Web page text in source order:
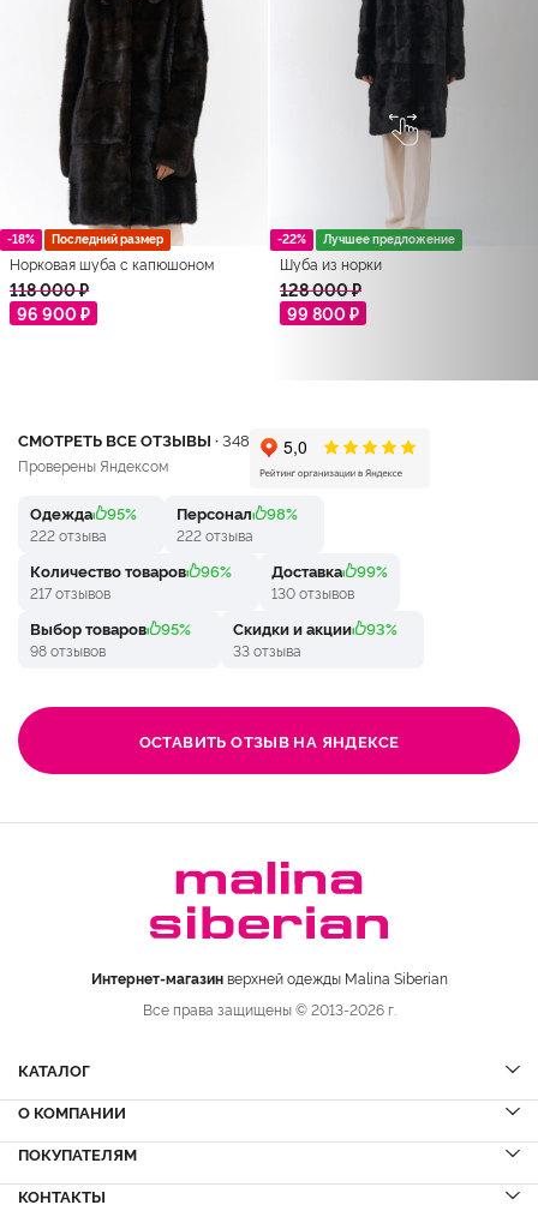
-18% Последний размер
Норковая шуба с капюшоном
118 000 ₽
96 900 ₽
-22% Лучшее предложение
Шуба из норки
128 000 ₽
99 800 ₽
СМОТРЕТЬ ВСЕ ОТЗЫВЫ ·348
Проверены Яндексом
Одежда 95%
222 отзыва
Персонал 98%
222 отзыва
Количество товаров 96%
217 отзывов
Доставка 99%
130 отзывов
Выбор товаров 95%
98 отзывов
Скидки и акции 93%
33 отзыва
ОСТАВИТЬ ОТЗЫВ НА ЯНДЕКСЕ
Интернет-магазинверхней одежды Malina Siberian
Все права защищены © 2013-2026 г.
КАТАЛОГ
Шубы
Шубы из норки
Шубы из куницы
Дубленки
О КОМПАНИИ
Вопрос-ответ
Сервисный центр
ПОКУПАТЕЛЯМ
Акции
КОНТАКТЫ